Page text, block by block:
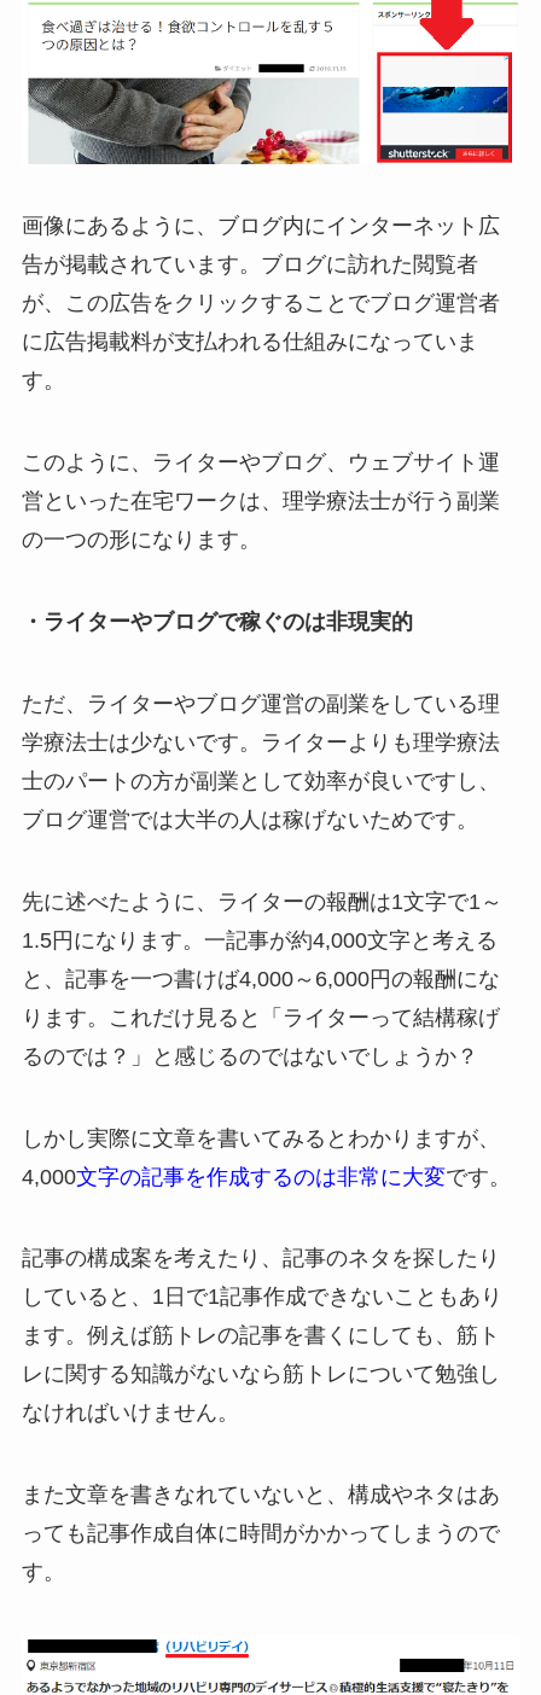
画像にあるように、ブログ内にインターネット広
告が掲載されています。ブログに訪れた閲覧者
が、この広告をクリックすることでブログ運営者
に広告掲載料が支払われる仕組みになっていま
す。
このように、ライターやブログ、ウェブサイト運
営といった在宅ワークは、理学療法士が行う副業
の一つの形になります。
・ライターやブログで稼ぐのは非現実的
ただ、ライターやブログ運営の副業をしている理
学療法士は少ないです。ライターよりも理学療法
士のパートの方が副業として効率が良いですし、
ブログ運営では大半の人は稼げないためです。
先に述べたように、ライターの報酬は1文字で1～
1.5円になります。一記事が約4,000文字と考える
と、記事を一つ書けば4,000～6,000円の報酬にな
ります。これだけ見ると「ライターって結構稼げ
るのでは？」と感じるのではないでしょうか？
しかし実際に文章を書いてみるとわかりますが、
4,000文字の記事を作成するのは非常に大変です。
記事の構成案を考えたり、記事のネタを探したり
していると、1日で1記事作成できないこともあり
ます。例えば筋トレの記事を書くにしても、筋ト
レに関する知識がないなら筋トレについて勉強し
なければいけません。
また文章を書きなれていないと、構成やネタはあ
っても記事作成自体に時間がかかってしまうので
す。